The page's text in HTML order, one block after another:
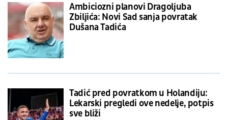
Ambiciozni planovi Dragoljuba
Zbiljića: Novi Sad sanja povratak
Dušana Tadića
Tadić pred povratkom u Holandiju:
Lekarski pregledi ove nedelje, potpis
sve bliži